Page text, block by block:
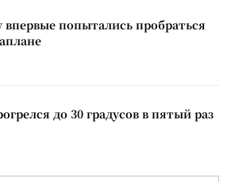
попытались пробраться
до 30 градусов в пятый раз